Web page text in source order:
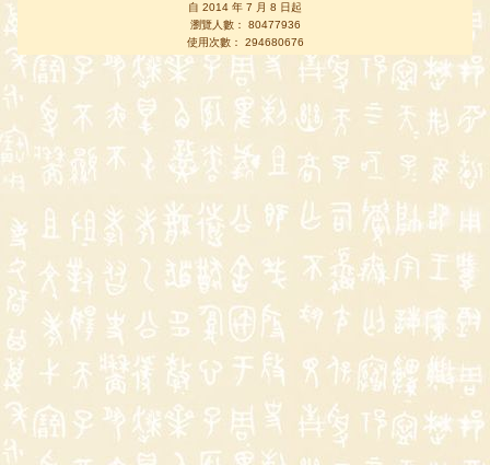
自 2014 年 7 月 8 日起
瀏覽人數： 80477936
使用次數： 294680676